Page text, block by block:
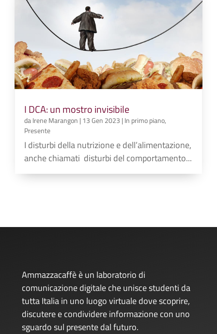
I DCA: un mostro invisibile
daIrene Marangon | 13 Gen 2023 | In primo piano,
Presente
I disturbi della nutrizione e dell’alimentazione,
anche chiamati disturbi del comportamento...
Ammazzacaffè è un laboratorio di
comunicazione digitale che unisce studenti da
tutta Italia in uno luogo virtuale dove scoprire,
discutere e condividere informazione con uno
sguardo sul presente dal futuro.